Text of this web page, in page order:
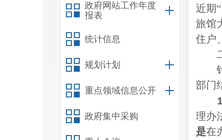
政府网站工作年度
报表
统计信息
规划计划
重点领域信息公开
政府集中采购
近期
旅馆
住户
二
针
部门
理办
是在